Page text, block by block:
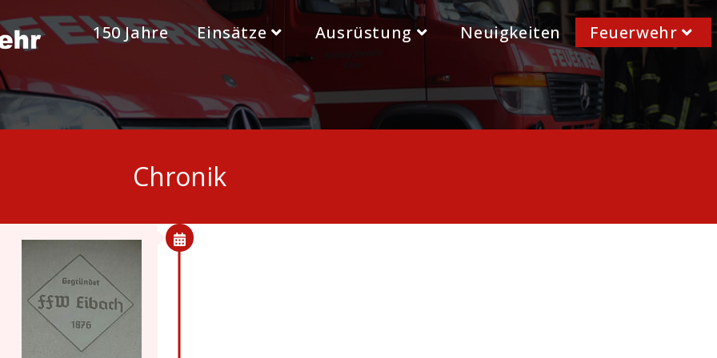
150 Jahre Einsätze Ausrüstung Neuigkeiten Feuerwehr
Chronik